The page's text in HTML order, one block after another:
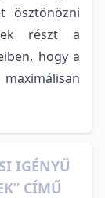
ösztönözni
részt a
hogy a
IGÉNYŰ
CÍMŰ